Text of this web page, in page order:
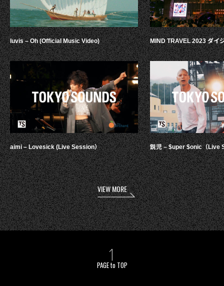
luvis – Oh (Official Music Video)
aimi – Lovesick (Live Session）
MIND TRAVEL 2023 ダイ
鋭児 – $uper $onic（Live
VIEW MORE
PAGE to TOP